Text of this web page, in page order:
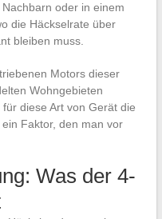
oder in einem
die Häckselrate über
bleiben muss.
Motors dieser
Wohngebieten
diese Art von Gerät die
Faktor, den man vor
Was der 4-